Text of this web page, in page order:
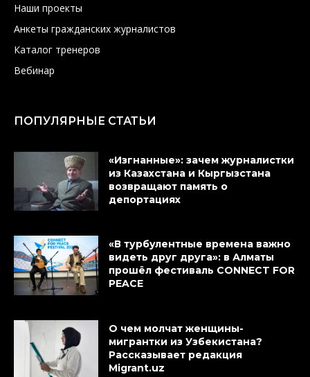
Наши проекты
Анкеты гражданских журналистов
Каталог тренеров
Вебинар
ПОПУЛЯРНЫЕ СТАТЬИ
«Изгнанные»: зачем журналистки
из Казахстана и Кыргызстана
возвращают память о
депортациях
«В турбулентные времена важно
видеть друг друга»: в Алматы
прошёл фестиваль CONNECT FOR
PEACE
О чем молчат женщины-
мигрантки из Узбекистана?
Рассказывает редакция
Migrant.uz